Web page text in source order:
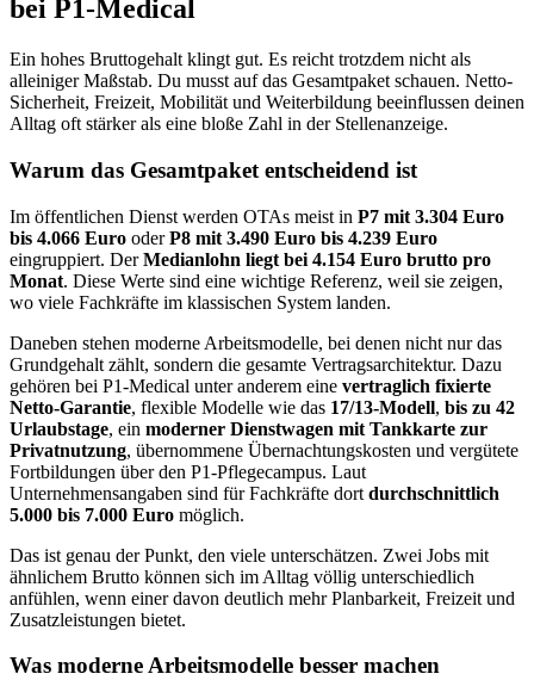
bei P1-Medical
Ein hohes Bruttogehalt klingt gut. Es reicht trotzdem nicht als
alleiniger Maßstab. Du musst auf das Gesamtpaket schauen. Netto-
Sicherheit, Freizeit, Mobilität und Weiterbildung beeinflussen deinen
Alltag oft stärker als eine bloße Zahl in der Stellenanzeige.
Warum das Gesamtpaket entscheidend ist
Im öffentlichen Dienst werden OTAs meist in P7 mit 3.304 Euro
bis 4.066 Euro oderP8 mit 3.490 Euro bis 4.239 Euro
eingruppiert. DerMedianlohn liegt bei 4.154 Euro brutto pro
Monat. Diese Werte sind eine wichtige Referenz, weil sie zeigen,
wo viele Fachkräfte im klassischen System landen.
Daneben stehen moderne Arbeitsmodelle, bei denen nicht nur das
Grundgehalt zählt, sondern die gesamte Vertragsarchitektur. Dazu
gehören bei P1-Medical unter anderem eine vertraglich fixierte
Netto-Garantie, flexible Modelle wie das 17/13-Modell, bis zu 42
Urlaubstage, ein moderner Dienstwagen mit Tankkarte zur
Privatnutzung, übernommene Übernachtungskosten und vergütete
Fortbildungen über den P1-Pflegecampus. Laut
Unternehmensangaben sind für Fachkräfte dort durchschnittlich
5.000 bis 7.000 Euro möglich.
Das ist genau der Punkt, den viele unterschätzen. Zwei Jobs mit
ähnlichem Brutto können sich im Alltag völlig unterschiedlich
anfühlen, wenn einer davon deutlich mehr Planbarkeit, Freizeit und
Zusatzleistungen bietet.
Was moderne Arbeitsmodelle besser machen